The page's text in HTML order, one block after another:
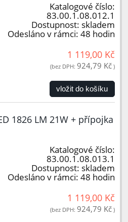
Katalogové číslo:
83.00.1.08.012.1
Dostupnost: skladem
Odesláno v rámci: 48 hodin
1 119,00 Kč
(bez DPH: 924,79 Kč )
vložit do košíku
1826 LM 21W + přípojka
Katalogové číslo:
83.00.1.08.013.1
Dostupnost: skladem
Odesláno v rámci: 48 hodin
1 119,00 Kč
(bez DPH: 924,79 Kč )